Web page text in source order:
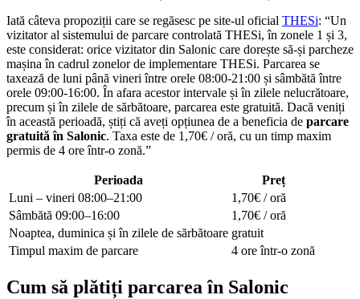
Iată câteva propoziții care se regăsesc pe site-ul oficial THESi: “Un
vizitator al sistemului de parcare controlată THESi, în zonele 1 și 3,
este considerat: orice vizitator din Salonic care dorește să-și parcheze
mașina în cadrul zonelor de implementare THESi. Parcarea se
taxează de luni până vineri între orele 08:00-21:00 și sâmbătă între
orele 09:00-16:00. În afara acestor intervale și în zilele nelucrătoare,
precum și în zilele de sărbătoare, parcarea este gratuită. Dacă veniți
în această perioadă, știți că aveți opțiunea de a beneficia de parcare
gratuită în Salonic. Taxa este de 1,70€ / oră, cu un timp maxim
permis de 4 ore într-o zonă.”
Perioada
Preț
Luni – vineri 08:00–21:00
1,70€ / oră
Sâmbătă 09:00–16:00
1,70€ / oră
Noaptea, duminica și în zilele de sărbătoare gratuit
Timpul maxim de parcare
4 ore într-o zonă
Cum să plătiți parcarea în Salonic